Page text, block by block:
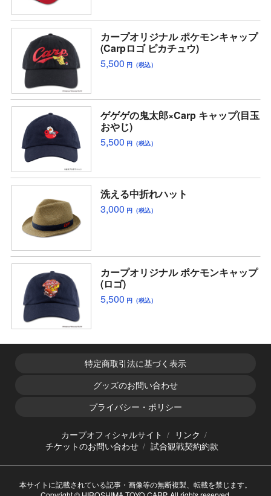
カープオリジナル ポケモンキャップ
(Carpロゴ ピカチュウ)
5,500 円（税込）
ゲゲゲの鬼太郎×Carp キャップ(目玉
おやじ)
5,500 円（税込）
洗える中折れハット
3,000 円（税込）
カープオリジナル ポケモンキャップ
(ロゴ)
5,500 円（税込）
特定商取引法に基づく表示
グッズのお問い合わせ
プライバシー・ポリシー
カープオフィシャルサイト
リンク
チケットのお問い合わせ
試合観戦契約約款
本サイトに記載されている記事・画像等の無断複製、転載を禁じます。